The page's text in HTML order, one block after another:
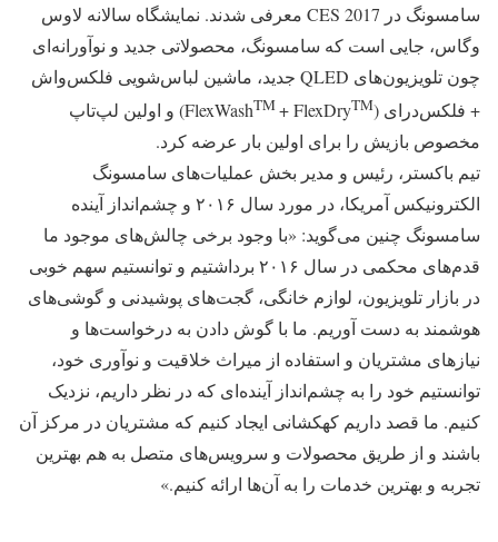
سامسونگ در CES 2017 معرفی شدند. نمایشگاه سالانه لاوس
وگاس، جایی است که سامسونگ، محصولاتی جدید و نوآورانه‌ای
چون تلویزیون‌های QLED جدید، ماشین لباس‌شویی فلکس‌واش
+ فلکس‌درای (FlexWash
TM+ FlexDryTM
) و اولین لپ‌تاپ
مخصوص بازیش را برای اولین بار عرضه کرد.
تیم باکستر، رئیس و مدیر بخش عملیات‌های سامسونگ
الکترونیکس آمریکا، در مورد سال ۲۰۱۶ و چشم‌انداز آینده
سامسونگ چنین می‌گوید: «با وجود برخی چالش‌های موجود ما
قدم‌های محکمی در سال ۲۰۱۶ برداشتیم و توانستیم سهم خوبی
در بازار تلویزیون‌، لوازم خانگی، گجت‌های پوشیدنی و گوشی‌های
هوشمند به دست آوریم. ما با گوش دادن به درخواست‌ها و
نیازهای مشتریان و استفاده از میراث خلاقیت و نوآوری خود،
توانستیم خود را به چشم‌انداز آینده‌ای که در نظر داریم، نزدیک
کنیم. ما قصد داریم کهکشانی ایجاد کنیم که مشتریان در مرکز آن
باشند و از طریق محصولات و سرویس‌های متصل به هم بهترین
تجربه و بهترین خدمات را به آن‌ها ارائه کنیم.»